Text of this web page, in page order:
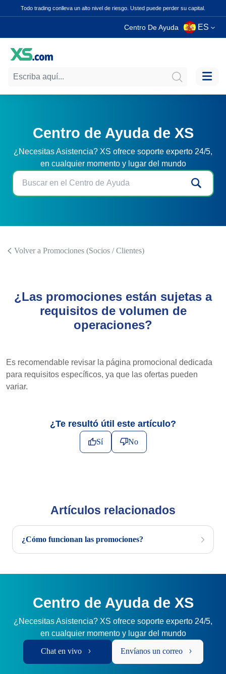
Todo trading conlleva un alto nivel de riesgo. Usted puede perder su capital.
Centro De Ayuda ES
Centro de Ayuda de XS
¿Necesitas Asistencia? XS ofrece soporte experto 24/5,
en cualquier momento y lugar del mundo
Volver a Promociones (Socios / Clientes)
¿Las promociones están sujetas a
requisitos de volumen de
operaciones?
Es recomendable revisar la página promocional dedicada
para requisitos específicos, ya que las ofertas pueden
variar.
¿Te resultó útil este artículo?
Sí No
Artículos relacionados
¿Cómo funcionan las promociones?
Centro de Ayuda de XS
¿Necesitas Asistencia? XS ofrece soporte experto 24/5,
en cualquier momento y lugar del mundo
Chat en vivo Envíanos un correo